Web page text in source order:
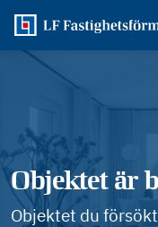
Objektet är
Objektet du